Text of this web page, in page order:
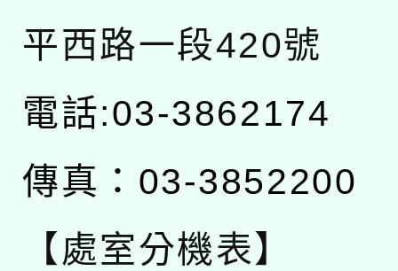
平西路一段420號
電話:03-3862174
傳真：03-3852200
【處室分機表】